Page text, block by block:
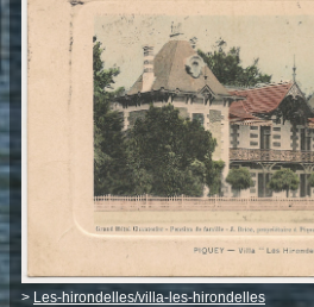
> Les-hirondelles/villa-les-hirondelles